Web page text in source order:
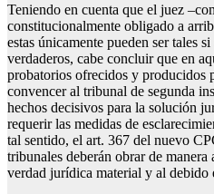
Teniendo en cuenta que el juez
constitucionalmente obligado a
estas únicamente pueden ser tales
verdaderos, cabe concluir que en
probatorios ofrecidos y producidos
convencer al tribunal de segunda
hechos decisivos para la solución
requerir las medidas de
tal sentido, el art. 367 del nuevo
tribunales deberán obrar de manera
verdad jurídica material y al debido